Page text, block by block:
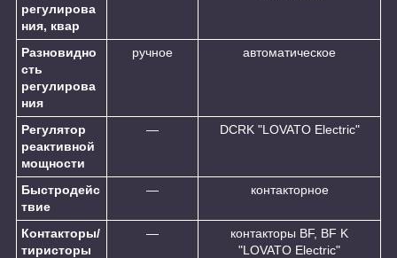
регулирова
ния, квар
Разновидно
сть
регулирова
ния
ручное автоматическое
Регулятор
реактивной
мощности
— DCRK "LOVATO Electric"
Быстродейс
твие
— контакторное
Контакторы/
тиристоры
—
контакторы BF, BF K
"LOVATO Electric"